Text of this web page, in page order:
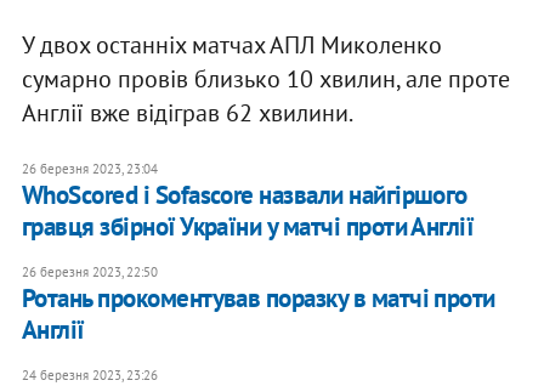
У двох останніх матчах АПЛ Миколенко
сумарно провів близько 10 хвилин, але проте
Англії вже відіграв 62 хвилини.
26 березня 2023, 23:04
WhoScored і Sofascore назвали найгіршого
гравця збірної України у матчі проти Англії
26 березня 2023, 22:50
Ротань прокоментував поразку в матчі проти
Англії
24 березня 2023, 23:26